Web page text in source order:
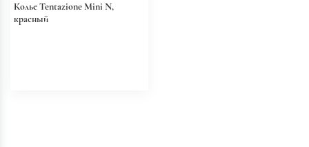
Колье Tentazione Mini N,
красный